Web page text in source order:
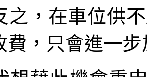
之，在車位供
費，只會進一